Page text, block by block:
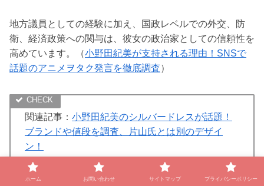
地方議員としての経験に加え、国政レベルでの外交、防
衛、経済政策への関与は、彼女の政治家としての信頼性を
高めています。（小野田紀美が支持される理由！SNSで
話題のアニメヲタク発言を徹底調査）
関連記事： 小野田紀美のシルバードレスが話題！
ブランドや値段を調査、片山氏とは別のデザイ
ン！
関連記事：
小野田紀美が支持される理由！SNSで
ホーム お問い合わせ サイトマップ プライバシーポリシー